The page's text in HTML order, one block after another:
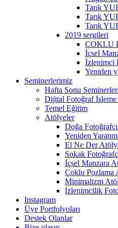
Tarık
Tarık
Tarık
2019 sergileri
ÇOKLU
İçsel
İzlenimci
Yeniden
Seminerlerimiz
Hafta Sonu
Dijital Fotoğraf İşleme
Temel Eğitim
Atölyeler
Doğa
Yeniden
El Ne Der
Sokak
İçsel Manzara
Çoklu Pozlama
Minimalizm
İzlenimcilik
Instagram
Üye Portfolyoları
Destek Olanlar